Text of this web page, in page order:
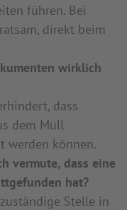
führen. Bei
direkt beim
wirklich
dass
dem Müll
werden können.
vermute, dass eine
hat?
Stelle in